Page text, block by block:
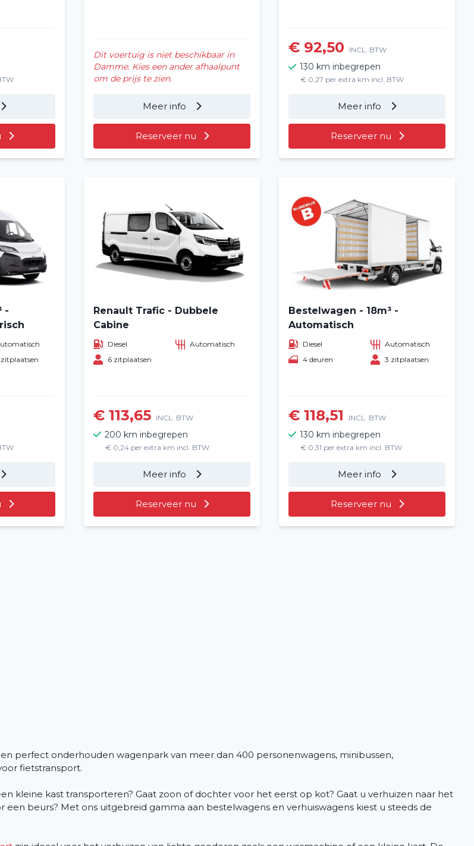
Over onsDit voertuig is niet beschikbaar in
Damme. Kies een ander afhaalpunt
om de prijs te zien.
Meer info
Reserveer nu
€ 92,50 INCL. BTW
130 km inbegrepen
€ 0,27 per extra km incl. BTW
Meer info
Reserveer nu
-
Renault Trafic - Dubbele
Cabine
Diesel
Automatisch
6 zitplaatsen
€ 113,65 INCL. BTW
200 km inbegrepen
€ 0,24 per extra km incl. BTW
Meer info
Reserveer nu
Bestelwagen - 18m³ -
Automatisch
Diesel
Automatisch
4 deuren
3 zitplaatsen
€ 118,51 INCL. BTW
130 km inbegrepen
€ 0,31 per extra km incl. BTW
Meer info
Reserveer nu
perfect onderhouden wagenpark van meer dan 400 personenwagens, minibussen,
fietstransport.
kleine kast transporteren? Gaat zoon of dochter voor het eerst op kot? Gaat u verhuizen naar het
beurs? Met ons uitgebreid gamma aan bestelwagens en verhuiswagens kiest u steeds de